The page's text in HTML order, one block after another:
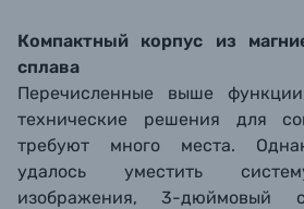
Компактный корпус из
сплава
Перечисленные выше
технические решения для
требуют много места.
удалось уместить
изображения, 3-дюймовый